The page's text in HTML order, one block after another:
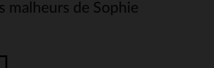
malheurs de Sophie